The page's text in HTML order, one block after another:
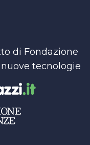
di Fondazione
tecnologie